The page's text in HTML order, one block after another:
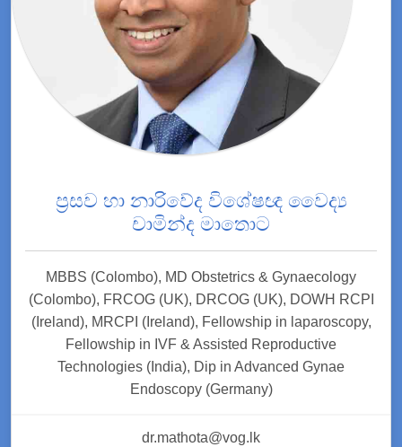
ප්‍රසව හා නාරිවේද විශේෂඥ වෛද්‍ය
චාමින්ද මාතොට
MBBS (Colombo), MD Obstetrics & Gynaecology
(Colombo), FRCOG (UK), DRCOG (UK), DOWH RCPI
(Ireland), MRCPI (Ireland), Fellowship in laparoscopy,
Fellowship in IVF & Assisted Reproductive
Technologies (India), Dip in Advanced Gynae
Endoscopy (Germany)
dr.mathota@vog.lk